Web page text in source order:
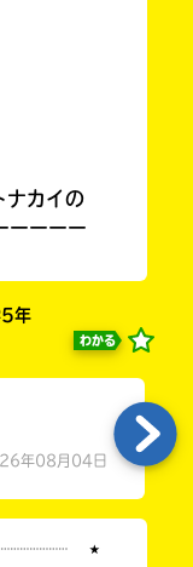
ナカイの
ーーーー
5年
わかる
年08月04日
⋆